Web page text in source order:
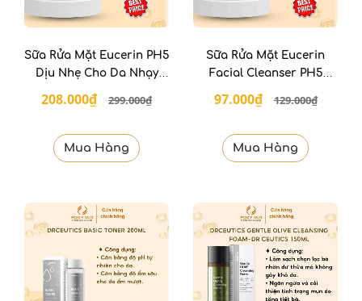
Sữa Rửa Mặt Eucerin PH5
Dịu Nhẹ Cho Da Nhạy
Cảm 400ml
208.000₫ 299.000₫
Mua Hàng
Sữa Rửa Mặt Eucerin
Facial Cleanser PH5
Sensitive Skin 100Ml
97.000₫ 129.000₫
Mua Hàng